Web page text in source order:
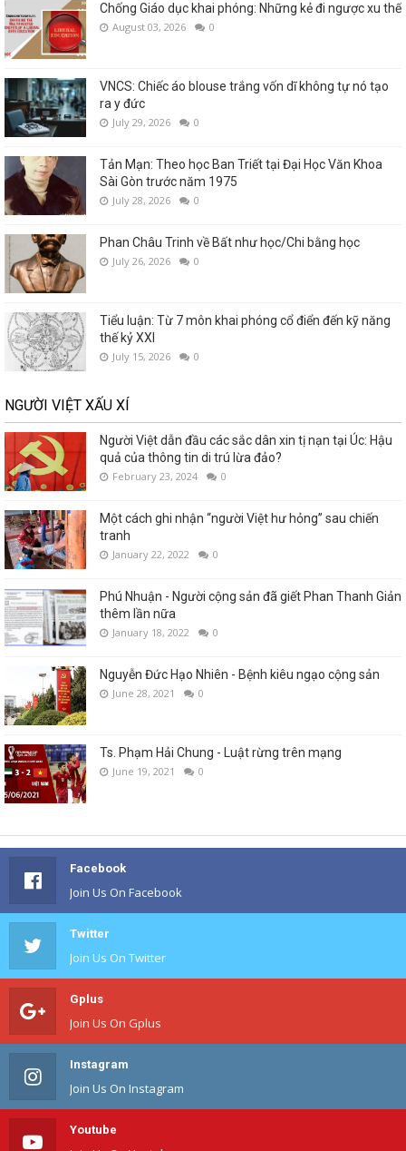
Chống Giáo dục khai phóng: Những kẻ đi ngược xu thế
August 03, 2026 0
VNCS: Chiếc áo blouse trắng vốn dĩ không tự nó tạo
ra y đức
July 29, 2026 0
Tản Mạn: Theo học Ban Triết tại Đại Học Văn Khoa
Sài Gòn trước năm 1975
July 28, 2026 0
Phan Châu Trinh về Bất như học/Chi bằng học
July 26, 2026 0
Tiểu luận: Từ 7 môn khai phóng cổ điển đến kỹ năng
thế kỷ XXI
July 15, 2026 0
NGƯỜI VIỆT XẤU XÍ
Người Việt dẫn đầu các sắc dân xin tị nạn tại Úc: Hậu
quả của thông tin di trú lừa đảo?
February 23, 2024 0
Một cách ghi nhận “người Việt hư hỏng” sau chiến
tranh
January 22, 2022 0
Phú Nhuận - Người cộng sản đã giết Phan Thanh Giản
thêm lần nữa
January 18, 2022 0
Nguyễn Đức Hạo Nhiên - Bệnh kiêu ngạo cộng sản
June 28, 2021 0
Ts. Phạm Hải Chung - Luật rừng trên mạng
June 19, 2021 0
Facebook
Join Us On Facebook
Twitter
Join Us On Twitter
Gplus
Join Us On Gplus
Instagram
Join Us On Instagram
Youtube